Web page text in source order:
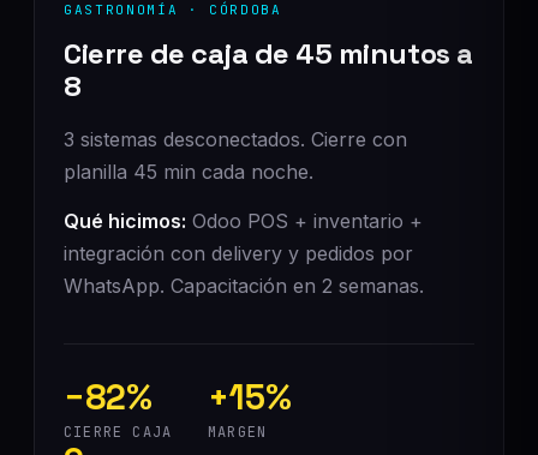
GASTRONOMÍA · CÓRDOBA
Cierre de caja de 45 minutos a
8
3 sistemas desconectados. Cierre con
planilla 45 min cada noche.
Qué hicimos: Odoo POS + inventario +
integración con delivery y pedidos por
WhatsApp. Capacitación en 2 semanas.
−82%
CIERRE CAJA
+15%
MARGEN